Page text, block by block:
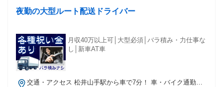
夜勤の大型ルート配送ドライバー
月収40万以上可│大型必須│バラ積み・力仕事な
し│新車AT車
交通・アクセス 松井山手駅から車で7分！ 車・バイク通勤